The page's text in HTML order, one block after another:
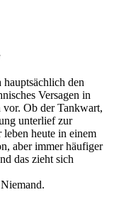
den
Versagen in
vor. Ob der Tankwart,
unterlief zur
heute in einem
aber immer häufiger
das zieht sich
Niemand.